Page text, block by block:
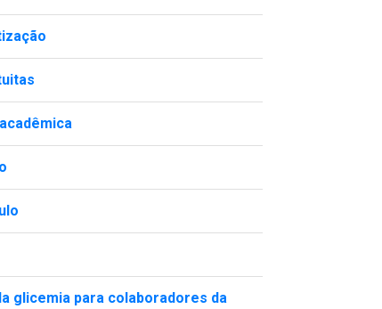
glicemia para colaboradores da